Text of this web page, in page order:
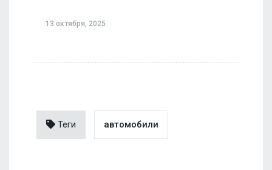
13 октября, 2025
Теги автомобили